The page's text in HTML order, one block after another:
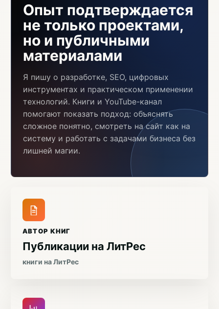
Опыт подтверждается
не только проектами,
но и публичными
материалами
Я пишу о разработке, SEO, цифровых
инструментах и практическом применении
технологий. Книги и YouTube-канал
помогают показать подход: объяснять
сложное понятно, смотреть на сайт как на
систему и работать с задачами бизнеса без
лишней магии.
АВТОР КНИГ
Публикации на ЛитРес
книги на ЛитРес